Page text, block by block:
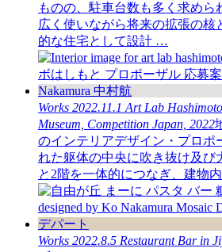
ものの、駐車台数も多く求めら
広く使いながら将来の拡張の核
的な住宅として設計 …
Works 2022.11.1 Art Lab Hashimoto
Museum, Competition Japan, 2022
のインテリアデザイン・プロポ
れた躯体の中央に吹き抜け及び
と2階を一体的につなぎ、建物
Works 2022.8.5 Restaurant Bar in